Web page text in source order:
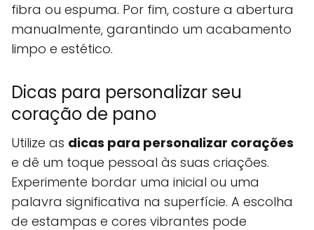
fibra ou espuma. Por fim, costure a abertura
manualmente, garantindo um acabamento
limpo e estético.
Dicas para personalizar seu
coração de pano
Utilize as dicas para personalizar corações
e dê um toque pessoal às suas criações.
Experimente bordar uma inicial ou uma
palavra significativa na superfície. A escolha
de estampas e cores vibrantes pode